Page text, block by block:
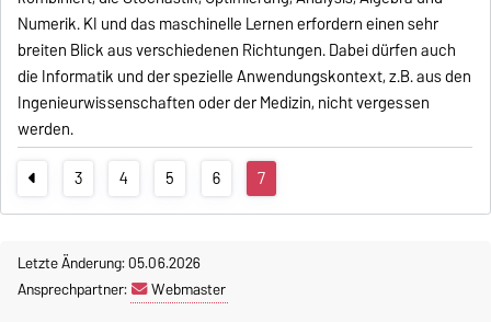
Numerik. KI und das maschinelle Lernen erfordern einen sehr
breiten Blick aus verschiedenen Richtungen. Dabei dürfen auch
die Informatik und der spezielle Anwendungskontext, z.B. aus den
Ingenieurwissenschaften oder der Medizin, nicht vergessen
werden.
3
4 5 6 7
Letzte Änderung: 05.06.2026
Ansprechpartner:
Webmaster